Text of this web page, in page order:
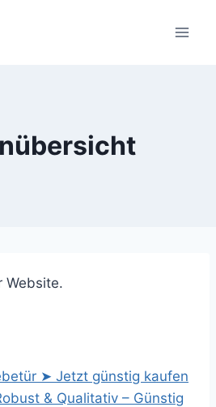
Website.
➤ Jetzt günstig kaufen
& Qualitativ – Günstig